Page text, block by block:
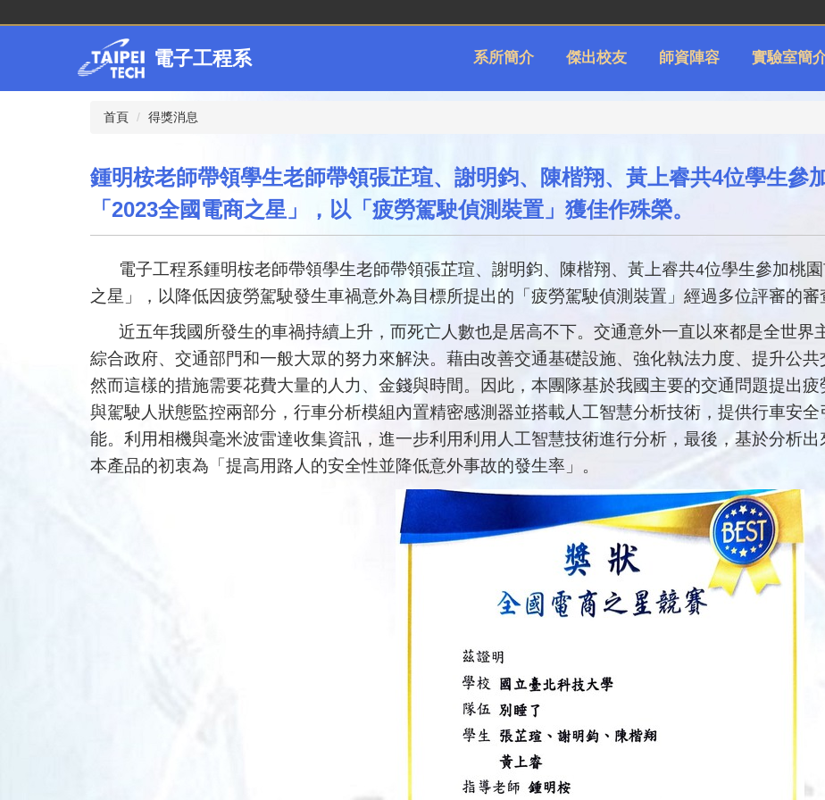
電子工程系 系所簡介 傑出校友 師資陣容 實驗室簡
首頁 得獎消息
鍾明桉老師帶領學生老師帶領張芷瑄、謝明鈞、陳楷翔、黃上睿共4位學生參
「2023全國電商之星」，以「疲勞駕駛偵測裝置」獲佳作殊榮。
電子工程系鍾明桉老師帶領學生老師帶領張芷瑄、謝明鈞、陳楷翔、黃上睿共4位學生參加桃
之星」，以降低因疲勞駕駛發生車禍意外為目標所提出的「疲勞駕駛偵測裝置」經過多位評審的審
近五年我國所發生的車禍持續上升，而死亡人數也是居高不下。交通意外一直以來都是全世界
綜合政府、交通部門和一般大眾的努力來解決。藉由改善交通基礎設施、強化執法力度、提升公共
然而這樣的措施需要花費大量的人力、金錢與時間。因此，本團隊基於我國主要的交通問題提出
與駕駛人狀態監控兩部分，行車分析模組內置精密感測器並搭載人工智慧分析技術，提供行車安
能。利用相機與毫米波雷達收集資訊，進一步利用利用人工智慧技術進行分析，最後，基於分析出
本產品的初衷為「提高用路人的安全性並降低意外事故的發生率」。